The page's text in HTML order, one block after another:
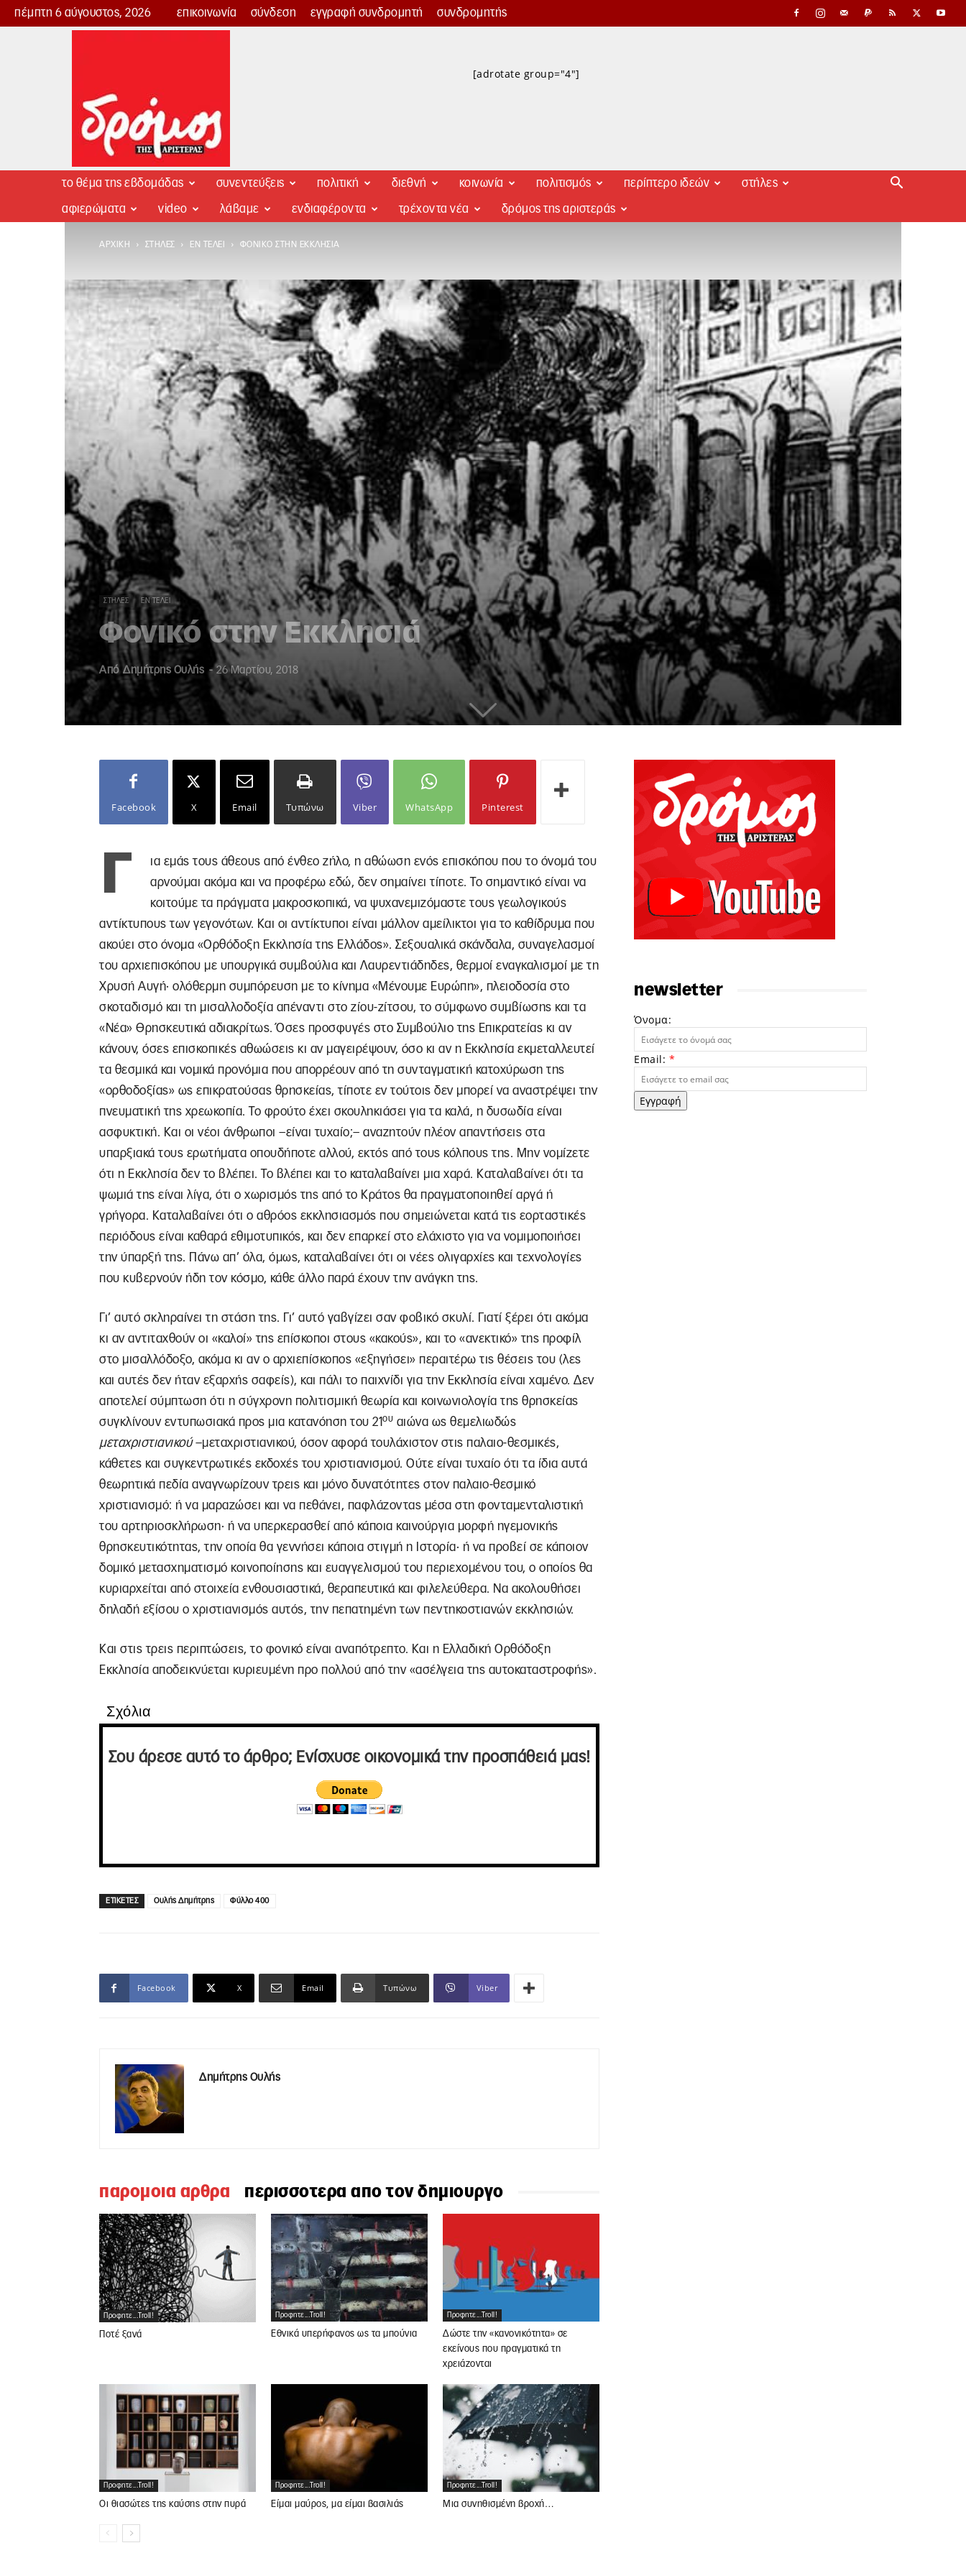
πέμπτη 6 αύγουστος, 2026 επικοινωνία σύνδεση εγγραφή συνδρομητή συνδρομητής
Δρόμος
[adrotate group="4"]
το θέμα της εβδομάδας συνεντεύξεις πολιτική διεθνή κοινωνία πολιτισμός περίπτερο ιδεών στήλες
αφιερώματα video λάβαμε ενδιαφέροντα τρέχοντα νέα δρόμος της αριστεράς
ΑΡΧΙΚΉ ΣΤΉΛΕΣ ΕΝ ΤΈΛΕΙ ΦΟΝΙΚΌ ΣΤΗΝ ΕΚΚΛΗΣΙΆ
ΣΤΉΛΕΣ ΕΝ ΤΈΛΕΙ
Φονικό στην Εκκλησιά
Από Δημήτρης Ουλής - 26 Μαρτίου, 2018
Facebook X Email Τυπώνω Viber WhatsApp Pinterest
Γ
ια εμάς τους άθεους από ένθεο ζήλο, η αθώωση ενός επισκόπου που το όνομά του
αρνούμαι ακόμα και να προφέρω εδώ, δεν σημαίνει τίποτε. Το σημαντικό είναι να
κοιτούμε τα πράγματα μακροσκοπικά, να ψυχανεμιζόμαστε τους γεωλογικούς
αντίκτυπους των γεγονότων. Και οι αντίκτυποι είναι μάλλον αμείλικτοι για το καθίδρυμα που
ακούει στο όνομα «Ορθόδοξη Εκκλησία της Ελλάδος». Σεξουαλικά σκάνδαλα, συναγελασμοί
του αρχιεπισκόπου με υπουργικά συμβούλια και Λαυρεντιάδηδες, θερμοί εναγκαλισμοί με τη
Χρυσή Αυγή· ολόθερμη συμπόρευση με το κίνημα «Μένουμε Ευρώπη», πλειοδοσία στο
σκοταδισμό και τη μισαλλοδοξία απέναντι στο ζίου-ζίτσου, το σύμφωνο συμβίωσης και τα
«Νέα» Θρησκευτικά αδιακρίτως. Όσες προσφυγές στο Συμβούλιο της Επικρατείας κι αν
κάνουν, όσες επισκοπικές αθωώσεις κι αν μαγειρέψουν, όσο κι αν η Εκκλησία εκμεταλλευτεί
τα θεσμικά και νομικά προνόμια που απορρέουν από τη συνταγματική κατοχύρωση της
«ορθοδοξίας» ως επικρατούσας θρησκείας, τίποτε εν τούτοις δεν μπορεί να αναστρέψει την
πνευματική της χρεωκοπία. Το φρούτο έχει σκουληκιάσει για τα καλά, η δυσωδία είναι
ασφυκτική. Και οι νέοι άνθρωποι –είναι τυχαίο;– αναζητούν πλέον απαντήσεις στα
υπαρξιακά τους ερωτήματα οπουδήποτε αλλού, εκτός από τους κόλπους της. Μην νομίζετε
ότι η Εκκλησία δεν το βλέπει. Το βλέπει και το καταλαβαίνει μια χαρά. Καταλαβαίνει ότι τα
ψωμιά της είναι λίγα, ότι ο χωρισμός της από το Κράτος θα πραγματοποιηθεί αργά ή
γρήγορα. Καταλαβαίνει ότι ο αθρόος εκκλησιασμός που σημειώνεται κατά τις εορταστικές
περιόδους είναι καθαρά εθιμοτυπικός, και δεν επαρκεί στο ελάχιστο για να νομιμοποιήσει
την ύπαρξή της. Πάνω απ’ όλα, όμως, καταλαβαίνει ότι οι νέες ολιγαρχίες και τεχνολογίες
που κυβερνούν ήδη τον κόσμο, κάθε άλλο παρά έχουν την ανάγκη της.
Γι’ αυτό σκληραίνει τη στάση της. Γι’ αυτό γαβγίζει σαν φοβικό σκυλί. Γιατί ξέρει ότι ακόμα
κι αν αντιταχθούν οι «καλοί» της επίσκοποι στους «κακούς», και το «ανεκτικό» της προφίλ
στο μισαλλόδοξο, ακόμα κι αν ο αρχιεπίσκοπος «εξηγήσει» περαιτέρω τις θέσεις του (λες
και αυτές δεν ήταν εξαρχής σαφείς), και πάλι το παιχνίδι για την Εκκλησία είναι χαμένο. Δεν
αποτελεί σύμπτωση ότι η σύγχρονη πολιτισμική θεωρία και κοινωνιολογία της θρησκείας
συγκλίνουν εντυπωσιακά προς μια κατανόηση του 21ου αιώνα ως θεμελιωδώς
μεταχριστιανικού–μεταχριστιανικού, όσον αφορά τουλάχιστον στις παλαιο-θεσμικές,
κάθετες και συγκεντρωτικές εκδοχές του χριστιανισμού. Ούτε είναι τυχαίο ότι τα ίδια αυτά
θεωρητικά πεδία αναγνωρίζουν τρεις και μόνο δυνατότητες στον παλαιο-θεσμικό
χριστιανισμό: ή να μαραζώσει και να πεθάνει, παφλάζοντας μέσα στη φονταμενταλιστική
του αρτηριοσκλήρωση· ή να υπερκερασθεί από κάποια καινούργια μορφή ηγεμονικής
θρησκευτικότητας, την οποία θα γεννήσει κάποια στιγμή η Ιστορία· ή να προβεί σε κάποιον
δομικό μετασχηματισμό κοινοποίησης και ευαγγελισμού του περιεχομένου του, ο οποίος θα
κυριαρχείται από στοιχεία ενθουσιαστικά, θεραπευτικά και φιλελεύθερα. Να ακολουθήσει
δηλαδή εξίσου ο χριστιανισμός αυτός, την πεπατημένη των πεντηκοστιανών εκκλησιών.
Και στις τρεις περιπτώσεις, το φονικό είναι αναπότρεπτο. Και η Ελλαδική Ορθόδοξη
Εκκλησία αποδεικνύεται κυριευμένη προ πολλού από την «ασέλγεια της αυτοκαταστροφής».
Σχόλια
Σου άρεσε αυτό το άρθρο; Ενίσχυσε οικονομικά την προσπάθειά μας!
ΕΤΙΚΕΤΕΣ Ουλής Δημήτρης Φύλλο 400
Facebook X Email Τυπώνω Viber
Δημήτρης Ουλής
παρομοια αρθρα περισσοτερα απο τον δημιουργο
Προφητε...troll!
Ποτέ ξανά
Προφητε...troll!
Εθνικά υπερήφανος ως τα μπούνια
Προφητε...troll!
Δώστε την «κανονικότητα» σε
εκείνους που πραγματικά τη
χρειάζονται
Προφητε...troll!
Οι θιασώτες της καύσης στην πυρά
Προφητε...troll!
Είμαι μαύρος, μα είμαι βασιλιάς
Προφητε...troll!
Μια συνηθισμένη βροχή…
newsletter
Όνομα:
Email: *
Εγγραφή